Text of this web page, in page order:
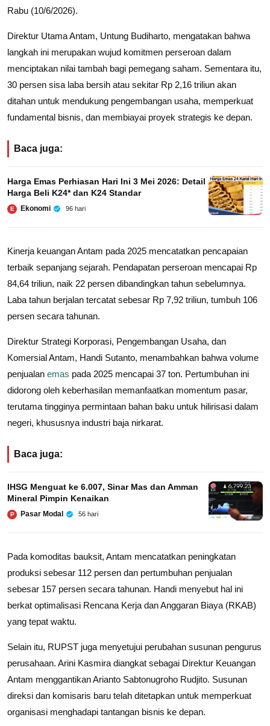
Rabu (10/6/2026).
Direktur Utama Antam, Untung Budiharto, mengatakan bahwa
langkah ini merupakan wujud komitmen perseroan dalam
menciptakan nilai tambah bagi pemegang saham. Sementara itu,
30 persen sisa laba bersih atau sekitar Rp 2,16 triliun akan
ditahan untuk mendukung pengembangan usaha, memperkuat
fundamental bisnis, dan membiayai proyek strategis ke depan.
Baca juga:
Harga Emas Perhiasan Hari Ini 3 Mei 2026: Detail
Harga Beli K24* dan K24 Standar
E Ekonomi 96 hari
Kinerja keuangan Antam pada 2025 mencatatkan pencapaian
terbaik sepanjang sejarah. Pendapatan perseroan mencapai Rp
84,64 triliun, naik 22 persen dibandingkan tahun sebelumnya.
Laba tahun berjalan tercatat sebesar Rp 7,92 triliun, tumbuh 106
persen secara tahunan.
Direktur Strategi Korporasi, Pengembangan Usaha, dan
Komersial Antam, Handi Sutanto, menambahkan bahwa volume
penjualan emas pada 2025 mencapai 37 ton. Pertumbuhan ini
didorong oleh keberhasilan memanfaatkan momentum pasar,
terutama tingginya permintaan bahan baku untuk hilirisasi dalam
negeri, khususnya industri baja nirkarat.
Baca juga:
IHSG Menguat ke 6.007, Sinar Mas dan Amman
Mineral Pimpin Kenaikan
P Pasar Modal 56 hari
Pada komoditas bauksit, Antam mencatatkan peningkatan
produksi sebesar 112 persen dan pertumbuhan penjualan
sebesar 157 persen secara tahunan. Handi menyebut hal ini
berkat optimalisasi Rencana Kerja dan Anggaran Biaya (RKAB)
yang tepat waktu.
Selain itu, RUPST juga menyetujui perubahan susunan pengurus
perusahaan. Arini Kasmira diangkat sebagai Direktur Keuangan
Antam menggantikan Arianto Sabtonugroho Rudjito. Susunan
direksi dan komisaris baru telah ditetapkan untuk memperkuat
organisasi menghadapi tantangan bisnis ke depan.